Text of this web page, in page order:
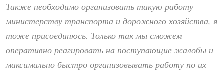
Также необходимо организовать такую работу
министерству транспорта и дорожного хозяйства, я
тоже присоединюсь. Только так мы сможем
оперативно реагировать на поступающие жалобы и
максимально быстро организовывать работу по их